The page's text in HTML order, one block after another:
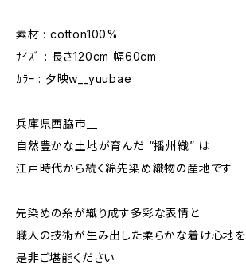
素材 : cotton100%
ｻｲｽﾞ : 長さ120cm 幅60cm
ｶﾗｰ : 夕映w__yuubae
兵庫県西脇市__
自然豊かな土地が育んだ “播州織” は
江戸時代から続く綿先染め織物の産地です
先染めの糸が織り成す多彩な表情と
職人の技術が生み出した柔らかな着け心地を
是非ご堪能ください